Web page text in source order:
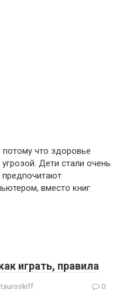
потому что здоровье
Дети стали очень
предпочитают
вместо книг
играть, правила
tauroskiff 0